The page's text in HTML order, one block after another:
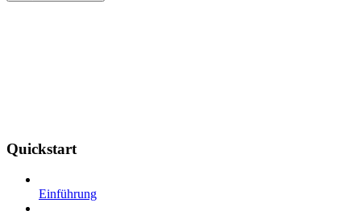
Quickstart
Einführung